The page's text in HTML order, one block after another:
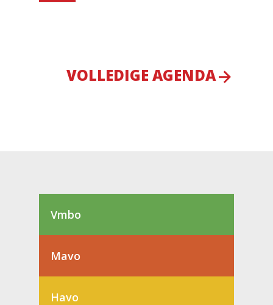
VOLLEDIGE AGENDA
Vmbo
Mavo
Havo